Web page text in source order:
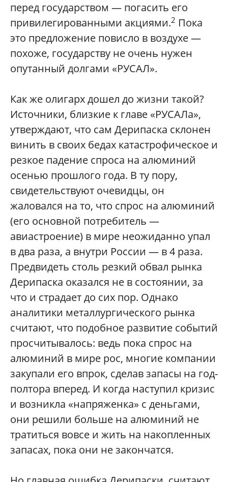
перед государством — погасить его
привилегированными акциями.2 Пока
это предложение повисло в воздухе —
похоже, государству не очень нужен
опутанный долгами «РУСАЛ».
Как же олигарх дошел до жизни такой?
Источники, близкие к главе «РУСАЛа»,
утверждают, что сам Дерипаска склонен
винить в своих бедах катастрофическое и
резкое падение спроса на алюминий
осенью прошлого года. В ту пору,
свидетельствуют очевидцы, он
жаловался на то, что спрос на алюминий
(его основной потребитель —
авиастроение) в мире неожиданно упал
в два раза, а внутри России — в 4 раза.
Предвидеть столь резкий обвал рынка
Дерипаска оказался не в состоянии, за
что и страдает до сих пор. Однако
аналитики металлургического рынка
считают, что подобное развитие событий
просчитывалось: ведь пока спрос на
алюминий в мире рос, многие компании
закупали его впрок, сделав запасы на год-
полтора вперед. И когда наступил кризис
и возникла «напряженка» с деньгами,
они решили больше на алюминий не
тратиться вовсе и жить на накопленных
запасах, пока они не закончатся.